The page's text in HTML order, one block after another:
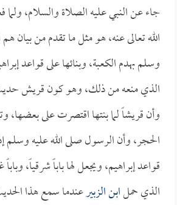
جاء عن النبي عليه الصلاة والسلام، ولما
الله تعالى عنه، هو مثل ما تقدم من بيان
وسلم بهدم الكعبة، وبنائها على قواعد
الذي منعه من ذلك، وهو كون قريش
وأن قريشاً لما بنتها اقتصرت على
الحجر، وأن الرسول صلى الله عليه وسلم
قواعد إبراهيم، ويجعل لها باباً شرقياً،
الذي حملابن الزبيرعندما سمع هذا